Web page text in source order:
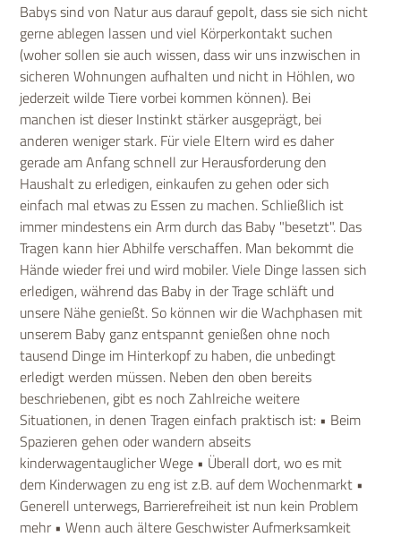
Babys sind von Natur aus darauf gepolt, dass sie sich nicht
gerne ablegen lassen und viel Körperkontakt suchen
(woher sollen sie auch wissen, dass wir uns inzwischen in
sicheren Wohnungen aufhalten und nicht in Höhlen, wo
jederzeit wilde Tiere vorbei kommen können). Bei
manchen ist dieser Instinkt stärker ausgeprägt, bei
anderen weniger stark. Für viele Eltern wird es daher
gerade am Anfang schnell zur Herausforderung den
Haushalt zu erledigen, einkaufen zu gehen oder sich
einfach mal etwas zu Essen zu machen. Schließlich ist
immer mindestens ein Arm durch das Baby "besetzt". Das
Tragen kann hier Abhilfe verschaffen. Man bekommt die
Hände wieder frei und wird mobiler. Viele Dinge lassen sich
erledigen, während das Baby in der Trage schläft und
unsere Nähe genießt. So können wir die Wachphasen mit
unserem Baby ganz entspannt genießen ohne noch
tausend Dinge im Hinterkopf zu haben, die unbedingt
erledigt werden müssen. Neben den oben bereits
beschriebenen, gibt es noch Zahlreiche weitere
Situationen, in denen Tragen einfach praktisch ist: • Beim
Spazieren gehen oder wandern abseits
kinderwagentauglicher Wege • Überall dort, wo es mit
dem Kinderwagen zu eng ist z.B. auf dem Wochenmarkt •
Generell unterwegs, Barrierefreiheit ist nun kein Problem
mehr • Wenn auch ältere Geschwister Aufmerksamkeit